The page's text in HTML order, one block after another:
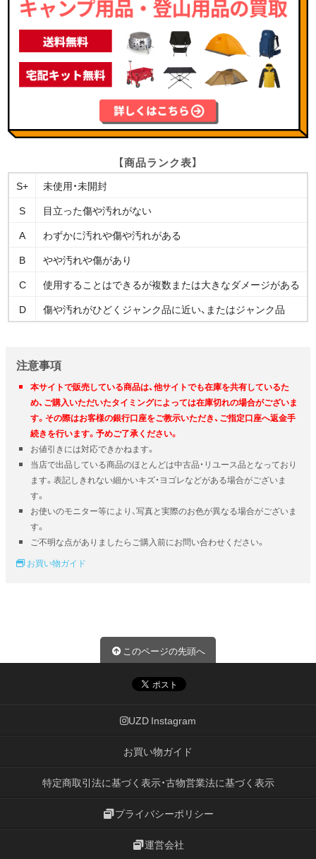
【商品ランク表】
S+
未使用・未開封
S
目立った傷や汚れがない
A
わずかに汚れや傷や汚れがある
B
やや汚れや傷があり
C
使用することはできるが複数または大きなダメージがある
D
傷や汚れがひどくジャンク品に近い、またはジャンク品
注意事項
本サイトで販売している商品は、他サイトでも在庫を共有しているた
め、ご購入いただいたタイミングによっては在庫切れの場合がございま
す。その際はお客様の銀行口座をご教示いただき、ご指定口座へ返金手
続きを行います。予めご了承ください。
お値引きには対応できかねます。
当店で出品している商品のほとんどは中古品・リユース品となっており
ます。表記しきれない細かいキズ・ヨゴレなどがある場合がございま
す。
お使いのモニター等により、写真と実際のお色が異なる場合がございま
す。
ご不明な点がありましたらご購入前にお問い合わせください。
お買い物ガイド
このページの先頭へ
UZD Instagram
お買い物ガイド
特定商取引法に基づく表示・古物営業法に基づく表示
プライバシーポリシー
運営会社